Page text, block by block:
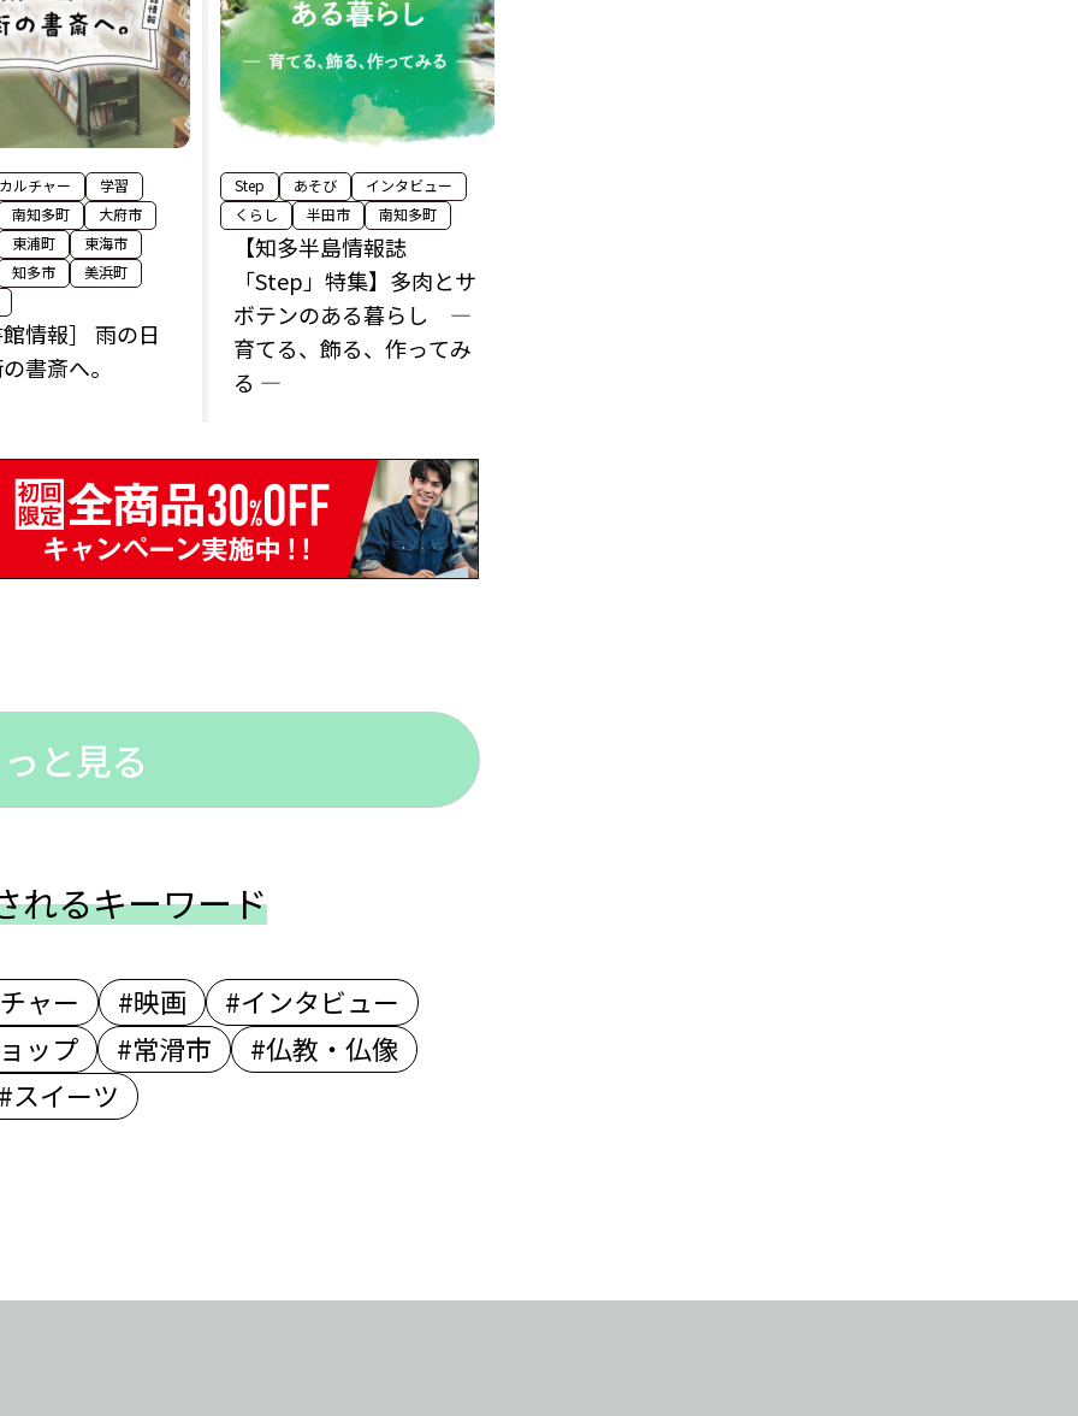
情報］ 雨の日
書斎へ。
カルチャー
学習
南知多町
大府市
東浦町
東海市
知多市
美浜町
【知多半島情報誌
「Step」特集】多肉とサ
ボテンのある暮らし —
育てる、飾る、作ってみ
る —
Step あそび
インタビュー
くらし
半田市 南知多町
と見る
れるキーワード
ャー #映画
#インタビュー
ップ
#常滑市
#仏教・仏像
スイーツ